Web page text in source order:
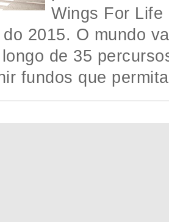
Wings For Life
2015. O mundo
de 35
fundos que